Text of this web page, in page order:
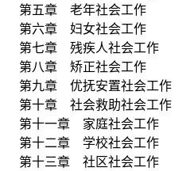
第五章 老年社会工作
第六章 妇女社会工作
第七章 残疾人社会工作
第八章 矫正社会工作
第九章 优抚安置社会工作
第十章 社会救助社会工作
第十一章 家庭社会工作
第十二章 学校社会工作
第十三章 社区社会工作